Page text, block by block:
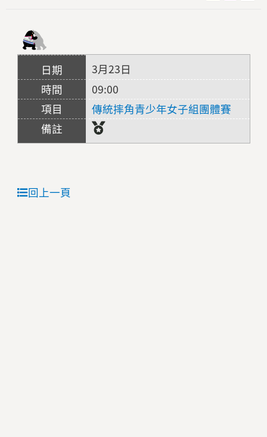
3月23日
09:00
傳統摔角青少年女子組團體賽
回上一頁